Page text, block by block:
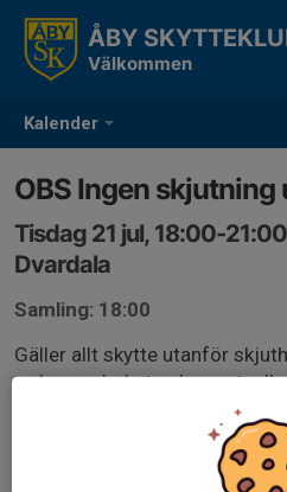
Kalender
ÅBY
Välkommen
OBS Ingen
Tisdag 21 jul, 18:00-21:00
Dvardala
Samling: 18:00
Gäller allt skytte utanför
redan var bokat och
nationella fälttävlingar som är